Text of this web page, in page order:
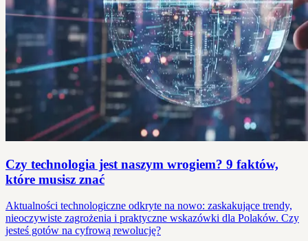
Czy technologia jest naszym wrogiem? 9 faktów,
które musisz znać
Aktualności technologiczne odkryte na nowo: zaskakujące trendy,
nieoczywiste zagrożenia i praktyczne wskazówki dla Polaków. Czy
jesteś gotów na cyfrową rewolucję?